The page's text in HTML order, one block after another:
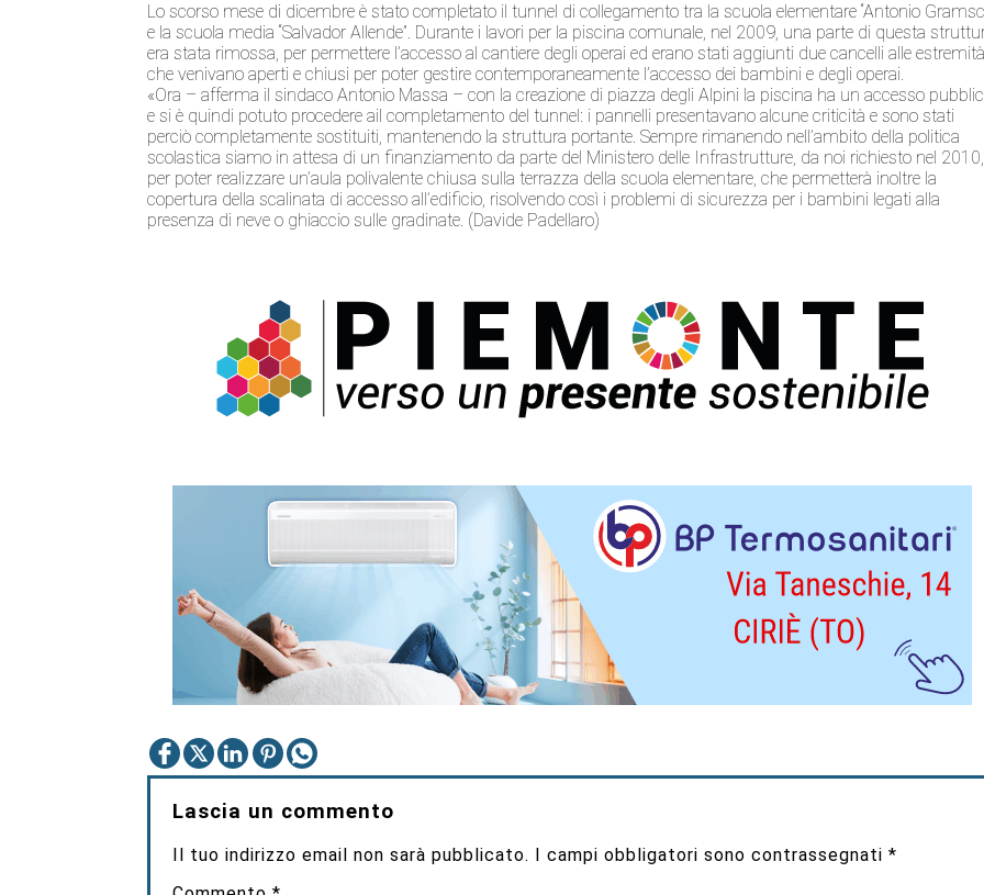
Lo scorso mese di dicembre è stato completato il tunnel di collegamento tra la scuola elementare “Antonio
e la scuola media “Salvador Allende”. Durante i lavori per la piscina comunale, nel 2009, una parte di questa
era stata rimossa, per permettere l’accesso al cantiere degli operai ed erano stati aggiunti due cancelli alle
che venivano aperti e chiusi per poter gestire contemporaneamente l’accesso dei bambini e degli operai.
«Ora – afferma il sindaco Antonio Massa – con la creazione di piazza degli Alpini la piscina ha un accesso
e si è quindi potuto procedere ail completamento del tunnel: i pannelli presentavano alcune criticità e sono stati
perciò completamente sostituiti, mantenendo la struttura portante. Sempre rimanendo nell’ambito della politica
scolastica siamo in attesa di un finanziamento da parte del Ministero delle Infrastrutture, da noi richiesto nel 2010,
per poter realizzare un’aula polivalente chiusa sulla terrazza della scuola elementare, che permetterà inoltre la
copertura della scalinata di accesso all’edificio, risolvendo così i problemi di sicurezza per i bambini legati alla
presenza di neve o ghiaccio sulle gradinate. (Davide Padellaro)
Lascia un commento
Il tuo indirizzo email non sarà pubblicato. I campi obbligatori sono contrassegnati*